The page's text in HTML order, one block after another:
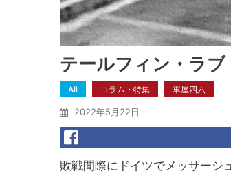
テールフィン・ラブ
All コラム・特集 車屋四六
2022年5月22日
敗戦間際にドイツでメッサーシ